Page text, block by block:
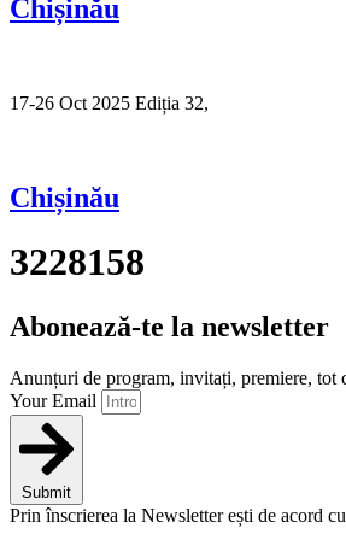
Chișinău
17-26 Oct 2025 Ediția 32,
Chișinău
3228158
Abonează-te la newsletter
Anunțuri de program, invitați, premiere,
Your Email
Submit
Prin înscrierea la Newsletter ești de acord cu